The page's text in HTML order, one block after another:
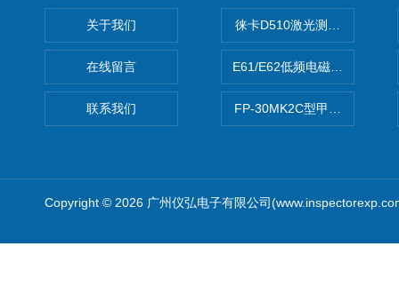
关于我们
在线留言
联系我们
徕卡D510激光测距仪
E61/E62低频电磁场强度分析
FP-30MK2C型甲醛检测仪
Copyright © 2026 广州仪弘电子有限公司